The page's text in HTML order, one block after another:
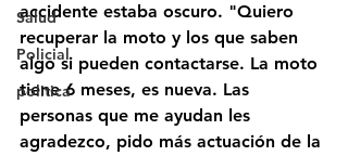
Salud
Policial
politica
accidente estaba oscuro. "Quiero
recuperar la moto y los que saben
algo si pueden contactarse. La moto
tiene 6 meses, es nueva. Las
personas que me ayudan les
agradezco, pido más actuación de la